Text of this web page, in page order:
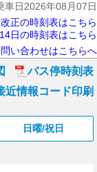
車日2026年08月07日
正の時刻表はこちら
日の時刻表はこちら
い合わせはこちらへ
バス停時刻表
近情報コード印刷
日曜/祝日